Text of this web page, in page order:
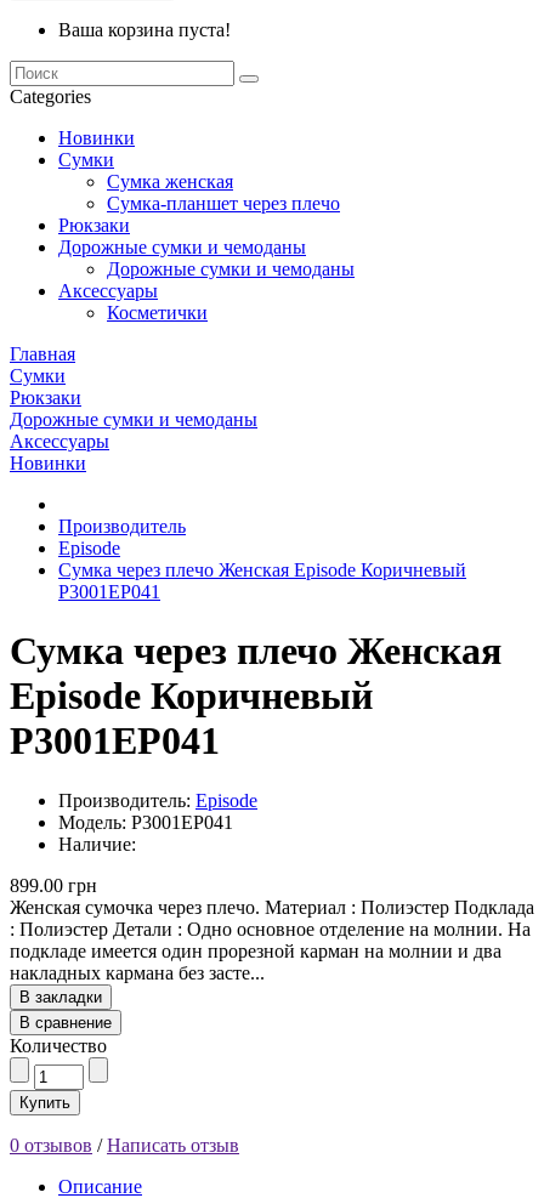
Ваша корзина пуста!
Categories
Новинки
Сумки
Сумка женская
Сумка-планшет через плечо
Рюкзаки
Дорожные сумки и чемоданы
Дорожные сумки и чемоданы
Аксессуары
Косметички
Главная
Сумки
Рюкзаки
Дорожные сумки и чемоданы
Аксессуары
Новинки
Производитель
Episode
Сумка через плечо Женская Episode Коричневый
P3001EP041
Сумка через плечо Женская
Episode Коричневый
P3001EP041
Производитель: Episode
Модель: P3001EP041
Наличие:
899.00 грн
Женская сумочка через плечо. Материал : Полиэстер Подклада
: Полиэстер Детали : Одно основное отделение на молнии. На
подкладе имеется один прорезной карман на молнии и два
накладных кармана без засте...
В закладки
В сравнение
Количество
Купить
0 отзывов /Написать отзыв
Описание